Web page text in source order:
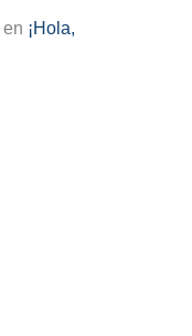
en ¡Hola,